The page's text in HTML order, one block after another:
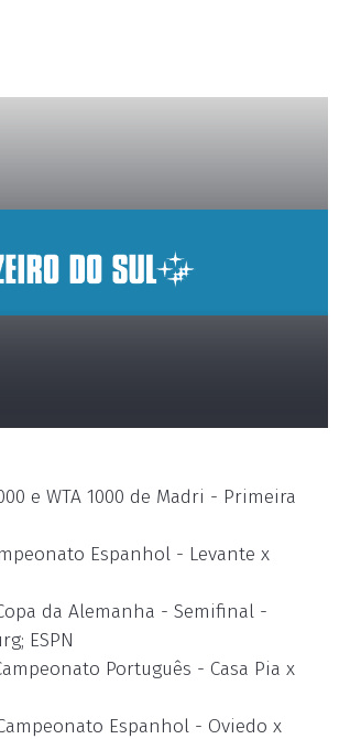
e WTA 1000 de Madri - Primeira
Espanhol - Levante x
da Alemanha - Semifinal -
ESPN
Português - Casa Pia x
Espanhol - Oviedo x